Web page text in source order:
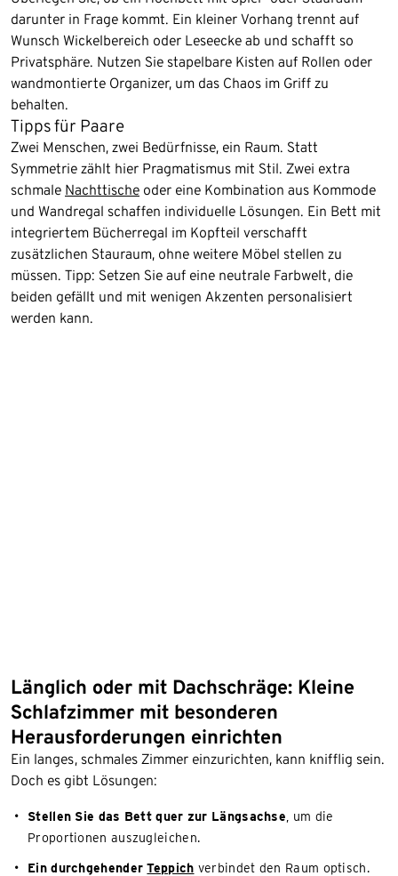
darunter in Frage kommt. Ein kleiner Vorhang trennt auf
Wunsch Wickelbereich oder Leseecke ab und schafft so
Privatsphäre. Nutzen Sie stapelbare Kisten auf Rollen oder
wandmontierte Organizer, um das Chaos im Griff zu
behalten.
Tipps für Paare
Zwei Menschen, zwei Bedürfnisse, ein Raum. Statt
Symmetrie zählt hier Pragmatismus mit Stil. Zwei extra
schmale Nachttische oder eine Kombination aus Kommode
und Wandregal schaffen individuelle Lösungen. Ein Bett mit
integriertem Bücherregal im Kopfteil verschafft
zusätzlichen Stauraum, ohne weitere Möbel stellen zu
müssen. Tipp: Setzen Sie auf eine neutrale Farbwelt, die
beiden gefällt und mit wenigen Akzenten personalisiert
werden kann.
Länglich oder mit Dachschräge: Kleine
Schlafzimmer mit besonderen
Herausforderungen einrichten
Ein langes, schmales Zimmer einzurichten, kann knifflig sein.
Doch es gibt Lösungen:
Stellen Sie das Bett quer zur Längsachse , um die
Proportionen auszugleichen.
Ein durchgehenderTeppich verbindet den Raum optisch.